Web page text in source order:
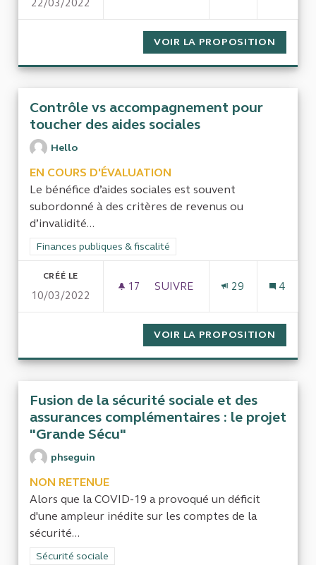
22/03/2022
VOIR LA PROPOSITION
Contrôle vs accompagnement pour
toucher des aides sociales
Hello
EN COURS D'ÉVALUATION
Le bénéfice d’aides sociales est souvent
subordonné à des critères de revenus ou
d’invalidité...
Filtrer les résultats de la catégorie : Finances publiques &
Finances publiques & fiscalité
CRÉÉ LE
10/03/2022
17 17 ABONNÉS
SUIVRE
29 4
VOIR LA PROPOSITION
Fusion de la sécurité sociale et des
assurances complémentaires : le projet
"Grande Sécu"
phseguin
NON RETENUE
Alors que la COVID-19 a provoqué un déficit
d'une ampleur inédite sur les comptes de la
sécurité...
Filtrer les résultats de la catégorie : Sécurité sociale
Sécurité sociale